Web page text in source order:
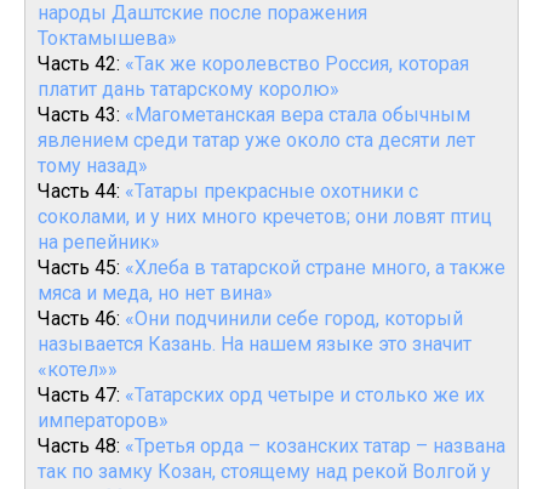
народы Даштские после поражения
Токтамышева»
Часть 42: «Так же королевство Россия, которая
платит дань татарскому королю»
Часть 43: «Магометанская вера стала обычным
явлением среди татар уже около ста десяти лет
тому назад»
Часть 44: «Татары прекрасные охотники с
соколами, и у них много кречетов; они ловят птиц
на репейник»
Часть 45: «Хлеба в татарской стране много, а также
мяса и меда, но нет вина»
Часть 46: «Они подчинили себе город, который
называется Казань. На нашем языке это значит
«котел»»
Часть 47: «Татарских орд четыре и столько же их
императоров»
Часть 48: «Третья орда – козанских татар – названа
так по замку Козан, стоящему над рекой Волгой у